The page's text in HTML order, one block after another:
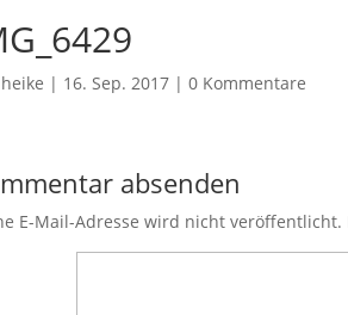
heike | 16. Sep. 2017 |0 Kommentare
absenden
E-Mail-Adresse wird nicht veröffentlicht.